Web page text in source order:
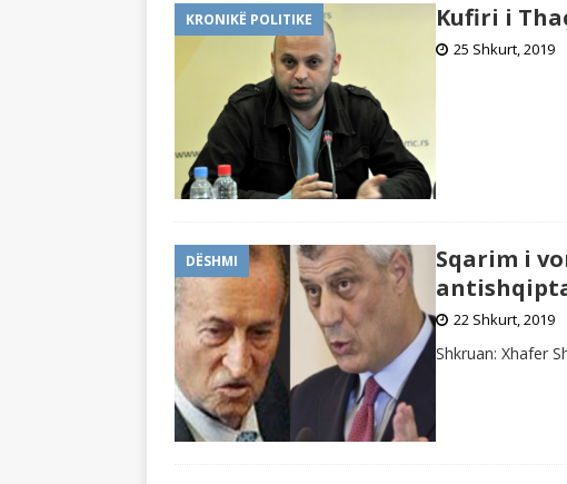
KRONIKË POLITIKE Kufiri i
25 Shkurt, 2019
DËSHMI
Sqarim i
22 Shkurt, 2019
Shkruan: Xhafer